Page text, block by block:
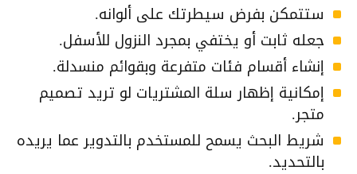
ستتمكن بفرض سيطرتك على ألوانه.
جعله ثابت أو يختفي بمجرد النزول للأسفل.
إنشاء أقسام فئات متفرعة وبقوائم منسدلة.
إمكانية إظهار سلة المشتريات لو تريد تصميم
متجر.
شريط البحث يسمح للمستخدم بالتدوير عما يريده
بالتحديد.